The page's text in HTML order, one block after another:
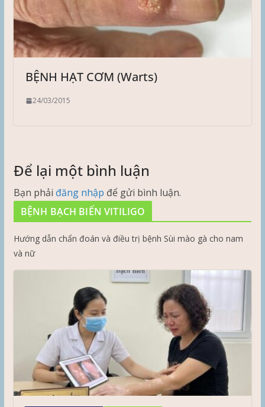
BỆNH HẠT CƠM (Warts)
24/03/2015
Để lại một bình luận
Bạn phải đăng nhập để gửi bình luận.
BỆNH BẠCH BIẾN VITILIGO
Hướng dẫn chẩn đoán và điều trị bệnh Sùi mào gà cho nam
và nữ